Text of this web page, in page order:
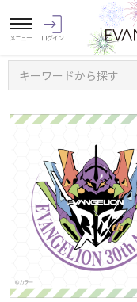
キーワードから探す